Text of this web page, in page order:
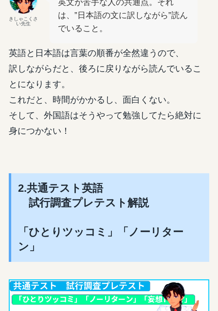
きしゃこくさ
い先生
英文が苦手な人の共通点。それ
は、”日本語の文に訳しながら”読ん
でいること。
英語と日本語は言葉の順番が全然違うので、
訳しながらだと、後ろに戻りながら読んでいるこ
とになります。
これだと、時間がかかるし、面白くない。
そして、外国語はそうやって勉強してたら絶対に
身につかない！
2.共通テスト英語
試行調査プレテスト解説
「ひとりツッコミ」「ノーリター
ン」